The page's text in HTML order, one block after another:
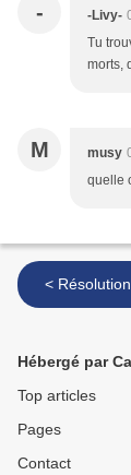
- -Livy-
Tu
morts,
M musy
quelle
<
Hébergé par
Top articles
Pages
Contact